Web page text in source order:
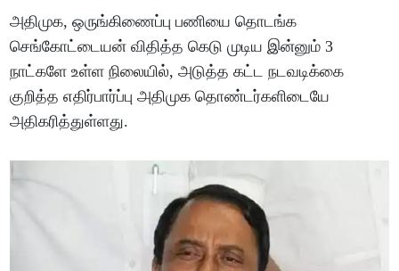
அதிமுக, ஒருங்கிணைப்பு பணியை தொடங்க
செங்கோட்டையன் விதித்த கெடு முடிய இன்னும் 3
நாட்களே உள்ள நிலையில், அடுத்த கட்ட நடவடிக்கை
குறித்த எதிர்பார்ப்பு அதிமுக தொண்டர்களிடையே
அதிகரித்துள்ளது.